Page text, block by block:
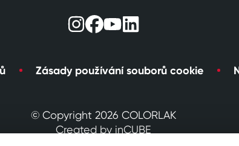
Zásady používání souborů cookie
© Copyright 2026 COLORLAK
Created by inCUBE